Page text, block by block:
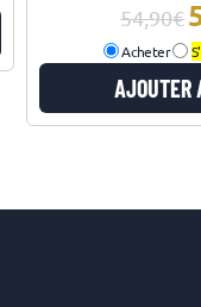
54,90
Acheter
AJOUTER